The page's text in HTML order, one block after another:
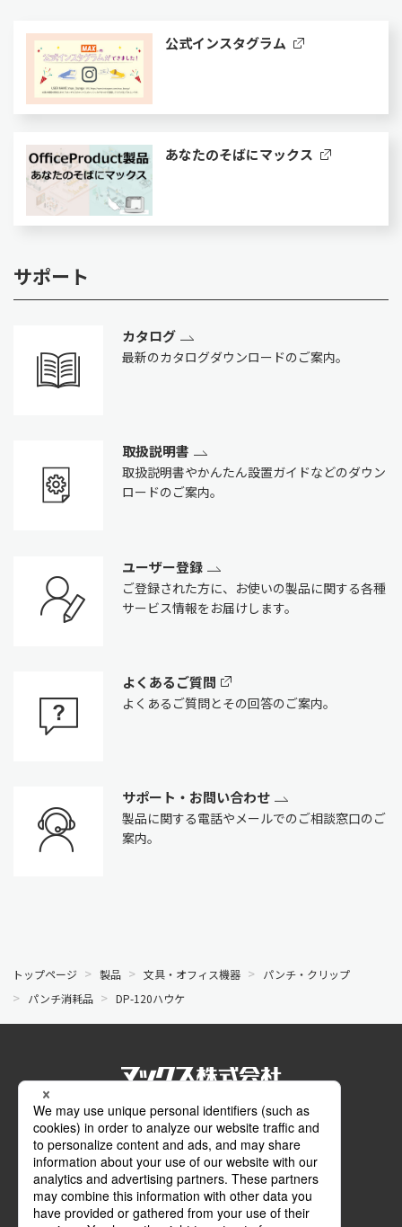
公式インスタグラム
あなたのそばにマックス
サポート
カタログ
最新のカタログダウンロードのご案内。
取扱説明書
取扱説明書やかんたん設置ガイドなどのダウン
ロードのご案内。
ユーザー登録
ご登録された方に、お使いの製品に関する各種
サービス情報をお届けします。
よくあるご質問
よくあるご質問とその回答のご案内。
サポート・お問い合わせ
製品に関する電話やメールでのご相談窓口のご
案内。
トップページ 製品 文具・オフィス機器
パンチ・クリップ
パンチ消耗品
DP-120ハウケ
公式SNS
Facebook
Instagram
メールマガジン